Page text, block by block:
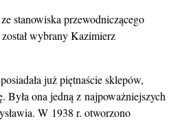
stanowiska przewodniczącego
wybrany Kazimierz
już piętnaście sklepów,
Była ona jedną z najpoważniejszych
W 1938 r. otworzono